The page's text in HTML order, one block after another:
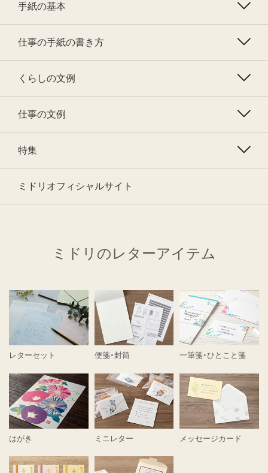
手紙の基本
仕事の手紙の書き方
くらしの文例
仕事の文例
特集
ミドリオフィシャルサイト
ミドリのレターアイテム
レターセット 便箋・封筒 一筆箋・ひとこと箋
はがき ミニレター メッセージカード